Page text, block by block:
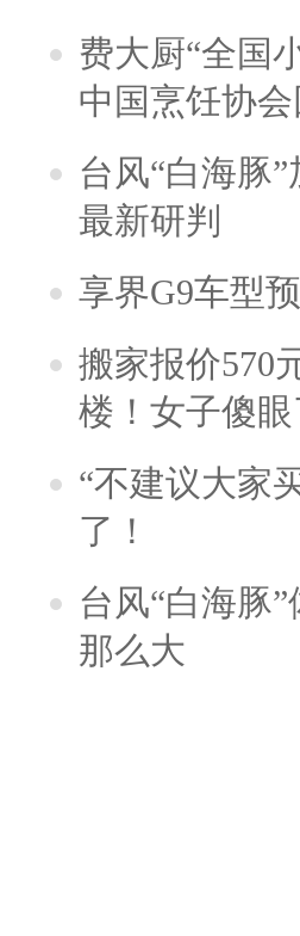
费大厨“全国
中国烹饪协会
台风“白海豚
最新研判
享界G9车型
搬家报价570
楼！女子傻
“不建议大家
了！
台风“白海豚
那么大